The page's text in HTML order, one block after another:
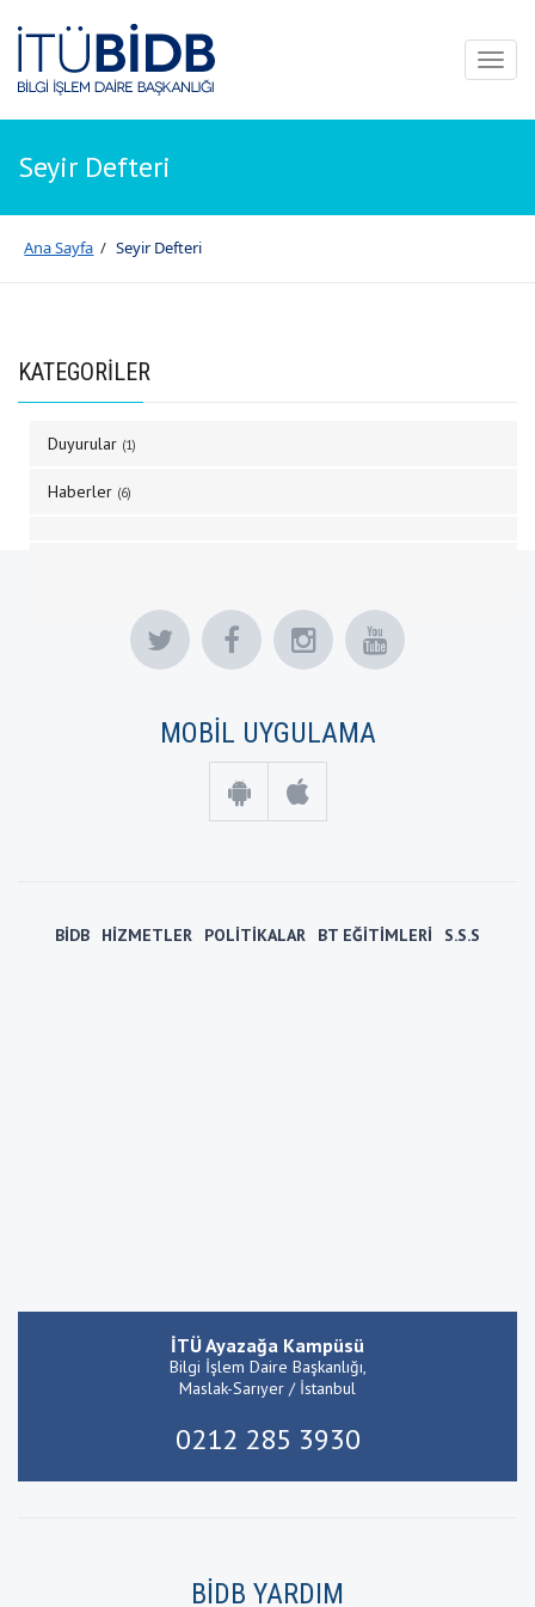
Seyir Defteri
Ana Sayfa / Seyir Defteri
KATEGORİLER
Duyurular (1)
Haberler (6)
MOBİL UYGULAMA
BİDB HİZMETLER POLİTİKALAR BT EĞİTİMLERİ S.S.S
İTÜ Ayazağa Kampüsü
Bilgi İşlem Daire Başkanlığı,
Maslak-Sarıyer / İstanbul
0212 285 3930
BİDB YARDIM